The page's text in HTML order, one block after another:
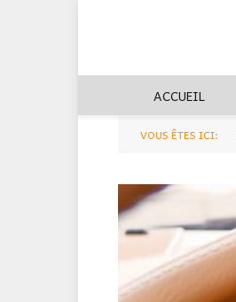
ACCUEIL
VOUS ÊTES ICI: